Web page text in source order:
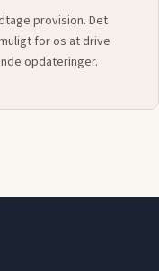
provision. Det
for os at drive
opdateringer.